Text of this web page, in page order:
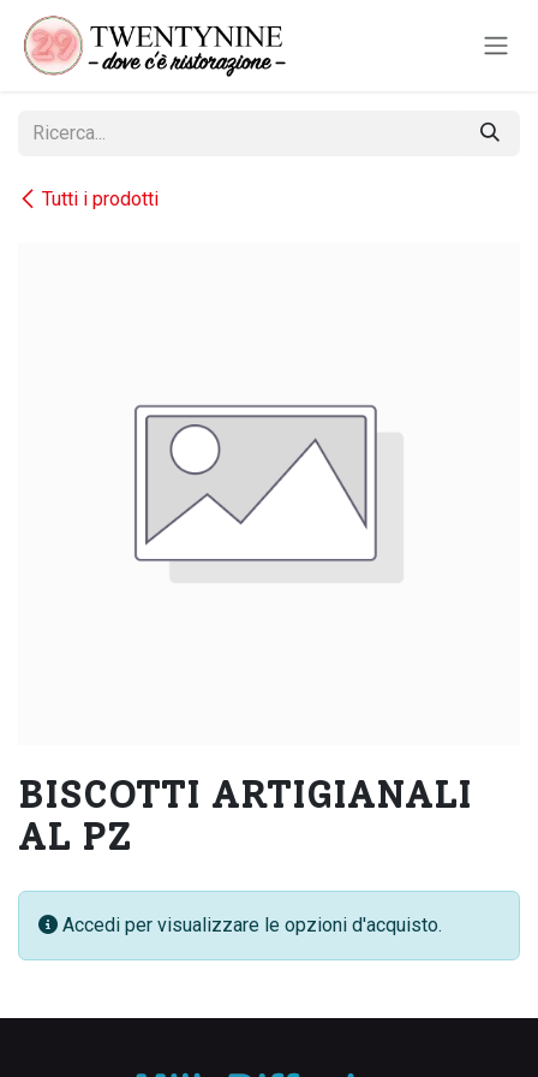
Passa al contenuto
Tutti i prodotti
BISCOTTI ARTIGIANALI
AL PZ
Accedi per visualizzare le opzioni d'acquisto.